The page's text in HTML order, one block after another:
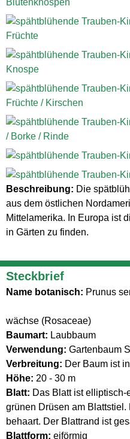
Beschreibung: Die
aus dem östlichen
Mittelamerika. In Europa ist
in Gärten zu finden.
Steckbrief
Name botanisch: Prunus
wächse (Rosaceae)
Baumart: Laubbaum
Verwendung: Gartenbaum
Verbreitung: Der Baum ist
Höhe: 20 - 30 m
Blatt: Das Blatt ist
grünen Drüsen am
behaart. Der Blattrand ist
Blattform: eiförmig